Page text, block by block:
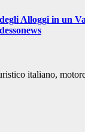
Alloggi in un
italiano,